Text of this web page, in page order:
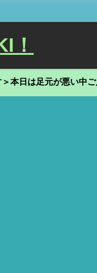
！
本日は足元が悪い中ご